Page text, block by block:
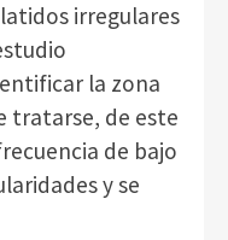
irregulares
la zona
tratarse, de este
de bajo
y se